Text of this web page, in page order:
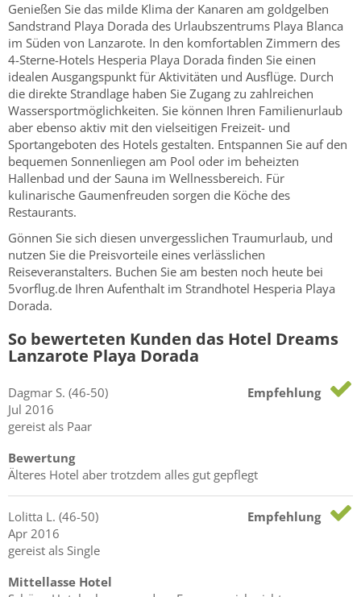
Genießen Sie das milde Klima der Kanaren am goldgelben
Sandstrand Playa Dorada des Urlaubszentrums Playa Blanca
im Süden von Lanzarote. In den komfortablen Zimmern des
4-Sterne-Hotels Hesperia Playa Dorada finden Sie einen
idealen Ausgangspunkt für Aktivitäten und Ausflüge. Durch
die direkte Strandlage haben Sie Zugang zu zahlreichen
Wassersportmöglichkeiten. Sie können Ihren Familienurlaub
aber ebenso aktiv mit den vielseitigen Freizeit- und
Sportangeboten des Hotels gestalten. Entspannen Sie auf den
bequemen Sonnenliegen am Pool oder im beheizten
Hallenbad und der Sauna im Wellnessbereich. Für
kulinarische Gaumenfreuden sorgen die Köche des
Restaurants.
Gönnen Sie sich diesen unvergesslichen Traumurlaub, und
nutzen Sie die Preisvorteile eines verlässlichen
Reiseveranstalters. Buchen Sie am besten noch heute bei
5vorflug.de Ihren Aufenthalt im Strandhotel Hesperia Playa
Dorada.
So bewerteten Kunden das Hotel Dreams
Lanzarote Playa Dorada
Dagmar S. (46-50)
Jul 2016
gereist als Paar
Empfehlung
Bewertung
Älteres Hotel aber trotzdem alles gut gepflegt
Lolitta L. (46-50)
Apr 2016
gereist als Single
Empfehlung
Mittellasse Hotel